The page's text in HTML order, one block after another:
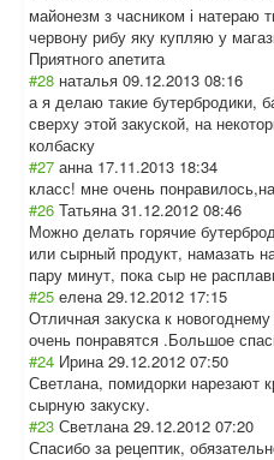
майонезм з часником і натераю
червону рибу яку купляю у
Приятного апетита
#28 наталья 09.12.2013 08:16
а я делаю такие бутербродики,
сверху этой закуской, на
колбаску
#27 анна 17.11.2013 18:34
класс! мне очень
#26 Татьяна 31.12.2012 08:46
Можно делать горячие
или сырный продукт, намазать
пару минут, пока сыр не
#25 елена 29.12.2012 17:15
Отличная закуска к
очень понравятся .Большое
#24 Ирина 29.12.2012 07:50
Светлана, помидорки нарезают
сырную закуску.
#23 Светлана 29.12.2012 07:20
Спасибо за рецептик,